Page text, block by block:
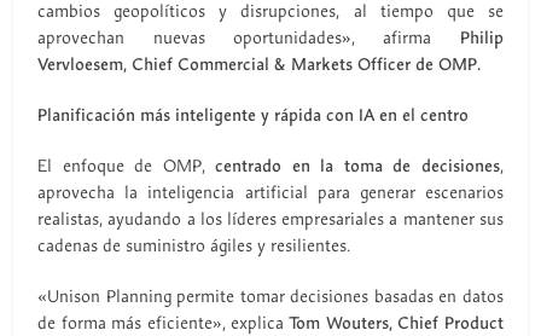
cambios geopolíticos y disrupciones, al tiempo que se
aprovechan nuevas oportunidades», afirma Philip
Vervloesem, Chief Commercial & Markets Officer de OMP.
Planificación más inteligente y rápida con IA en el centro
El enfoque de OMP,centrado en la toma de decisiones,
aprovecha la inteligencia artificial para generar escenarios
realistas, ayudando a los líderes empresariales a mantener sus
cadenas de suministro ágiles y resilientes.
«Unison Planning permite tomar decisiones basadas en datos
de forma más eficiente», explicaTom Wouters, Chief Product